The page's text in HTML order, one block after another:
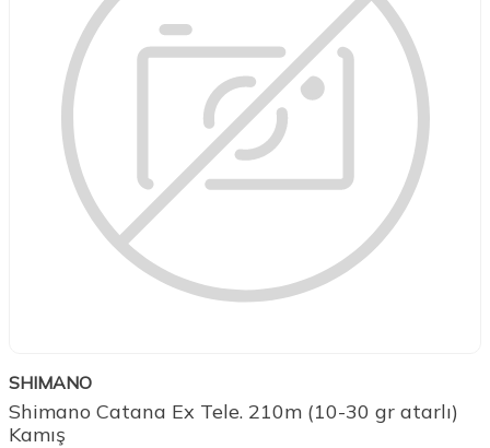
SHIMANO
Shimano Catana Ex Tele. 210m (10-30 gr atarlı)
Kamış